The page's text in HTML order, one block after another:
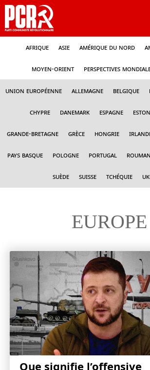
Afrique Asie Amérique du nord
Moyen-Orient Perspectives
Union Européenne Allemagne Belgique
Chypre Danemark Espagne
Grande-Bretagne Grèce Hongrie
Pays Basque Pologne Portugal
Suède Suisse Tchéquie
EUROPE
Que signifie l’offensive